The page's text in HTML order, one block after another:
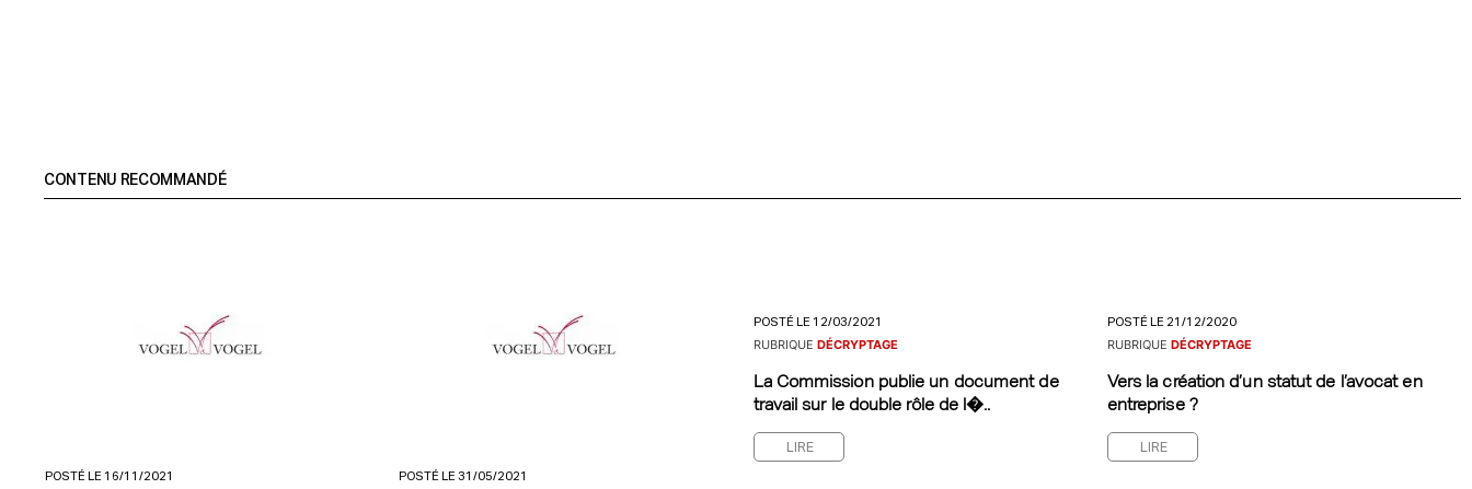
CONTENU RECOMMANDÉ
POSTÉ LE 16/11/2021 POSTÉ LE 31/05/2021
POSTÉ LE 12/03/2021
RUBRIQUE DÉCRYPTAGE
La Commission publie un document de
travail sur le double rôle de l�..
LIRE
POSTÉ LE 21/12/2020
RUBRIQUE DÉCRYPTAGE
Vers la création d’un statut de l’avocat en
entreprise ?
LIRE